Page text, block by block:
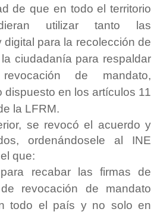
de que en todo el territorio
utilizar tanto las
para la recolección de
ciudadanía para respaldar
de mandato,
dispuesto en los artículos 11
la LFRM.
se revocó el acuerdo y
ordenándosele al INE
que:
recabar las firmas de
revocación de mandato
todo el país y no solo en